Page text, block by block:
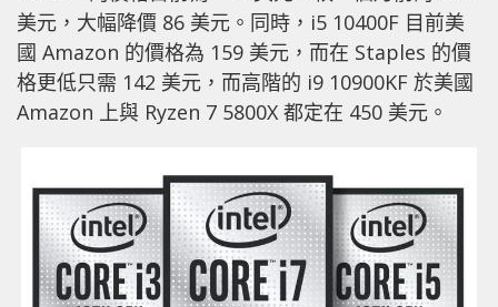
美元，大幅降價 86 美元。同時，i5 10400F 目前美
國 Amazon 的價格為 159 美元，而在 Staples 的價
格更低只需 142 美元，而高階的 i9 10900KF 於美國
Amazon 上與 Ryzen 7 5800X 都定在 450 美元。